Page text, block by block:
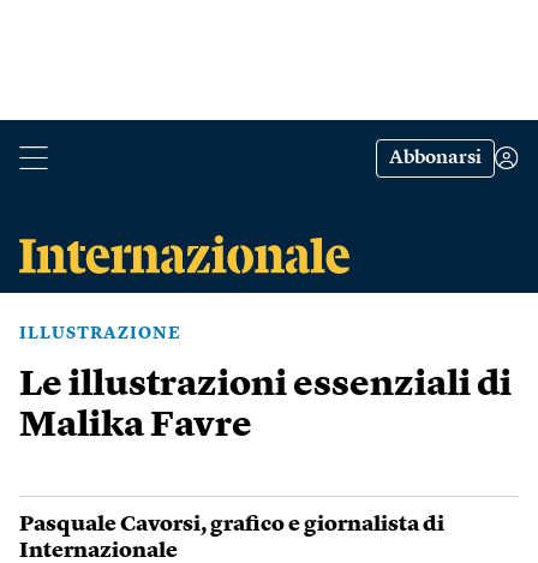
Abbonarsi
ILLUSTRAZIONE
Le illustrazioni essenziali di
Malika Favre
Pasquale Cavorsi, grafico e giornalista di
Internazionale